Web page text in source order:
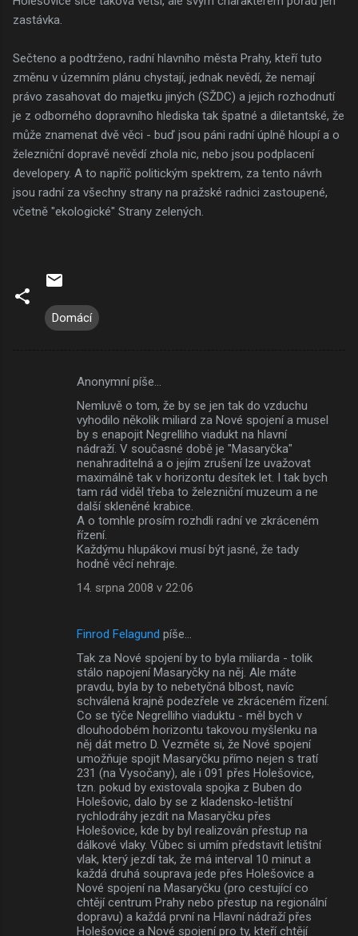
zastávka.
Sečteno a podtrženo, radní hlavního města Prahy, kteří tuto
změnu v územním plánu chystají, jednak nevědí, že nemají
právo zasahovat do majetku jiných (SŽDC) a jejich rozhodnutí
je z odborného dopravního hlediska tak špatné a diletantské, že
může znamenat dvě věci - buď jsou páni radní úplně hloupí a o
železniční dopravě nevědí zhola nic, nebo jsou podplacení
developery. A to napříč politickým spektrem, za tento návrh
jsou radní za všechny strany na pražské radnici zastoupené,
včetně "ekologické" Strany zelených.
Domácí
Anonymní píše…
Nemluvě o tom, že by se jen tak do vzduchu
vyhodilo několik miliard za Nové spojení a musel
by s enapojit Negrelliho viadukt na hlavní
nádraží. V současné době je "Masaryčka"
nenahraditelná a o jejím zrušení lze uvažovat
maximálně tak v horizontu desítek let. I tak bych
tam rád viděl třeba to železniční muzeum a ne
další skleněné krabice.
A o tomhle prosím rozhdli radní ve zkráceném
řízení.
Každýmu hlupákovi musí být jasné, že tady
hodně věcí nehraje.
14. srpna 2008 v 22:06
Finrod Felagund píše…
Tak za Nové spojení by to byla miliarda - tolik
stálo napojení Masaryčky na něj. Ale máte
pravdu, byla by to nebetyčná blbost, navíc
schválená krajně podezřele ve zkráceném řízení.
Co se týče Negrelliho viaduktu - měl bych v
dlouhodobém horizontu takovou myšlenku na
něj dát metro D. Vezměte si, že Nové spojení
umožňuje spojit Masaryčku přímo nejen s tratí
231 (na Vysočany), ale i 091 přes Holešovice,
tzn. pokud by existovala spojka z Buben do
Holešovic, dalo by se z kladensko-letištní
rychlodráhy jezdit na Masaryčku přes
Holešovice, kde by byl realizován přestup na
dálkové vlaky. Vůbec si umím představit letištní
vlak, který jezdí tak, že má interval 10 minut a
každá druhá souprava jede přes Holešovice a
Nové spojení na Masaryčku (pro cestující co
chtějí centrum Prahy nebo přestup na regionální
dopravu) a každá první na Hlavní nádraží přes
Holešovice a Nové spojení pro ty, kteří chtějí